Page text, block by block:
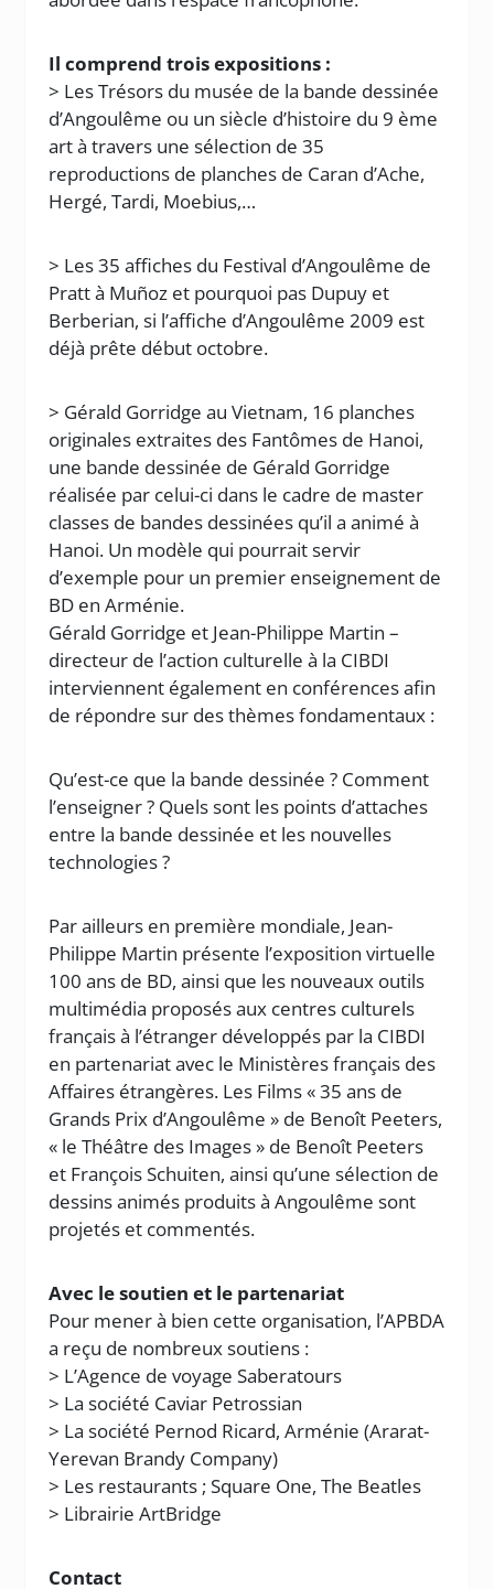
Il comprend trois expositions :
> Les Trésors du musée de la bande dessinée
d’Angoulême ou un siècle d’histoire du 9 ème
art à travers une sélection de 35
reproductions de planches de Caran d’Ache,
Hergé, Tardi, Moebius,…
> Les 35 affiches du Festival d’Angoulême de
Pratt à Muñoz et pourquoi pas Dupuy et
Berberian, si l’affiche d’Angoulême 2009 est
déjà prête début octobre.
> Gérald Gorridge au Vietnam, 16 planches
originales extraites des Fantômes de Hanoi,
une bande dessinée de Gérald Gorridge
réalisée par celui-ci dans le cadre de master
classes de bandes dessinées qu’il a animé à
Hanoi. Un modèle qui pourrait servir
d’exemple pour un premier enseignement de
BD en Arménie.
Gérald Gorridge et Jean-Philippe Martin –
directeur de l’action culturelle à la CIBDI
interviennent également en conférences afin
de répondre sur des thèmes fondamentaux :
Qu’est-ce que la bande dessinée ? Comment
l’enseigner ? Quels sont les points d’attaches
entre la bande dessinée et les nouvelles
technologies ?
Par ailleurs en première mondiale, Jean-
Philippe Martin présente l’exposition virtuelle
100 ans de BD, ainsi que les nouveaux outils
multimédia proposés aux centres culturels
français à l’étranger développés par la CIBDI
en partenariat avec le Ministères français des
Affaires étrangères. Les Films « 35 ans de
Grands Prix d’Angoulême » de Benoît Peeters,
« le Théâtre des Images » de Benoît Peeters
et François Schuiten, ainsi qu’une sélection de
dessins animés produits à Angoulême sont
projetés et commentés.
Avec le soutien et le partenariat
Pour mener à bien cette organisation, l’APBDA
a reçu de nombreux soutiens :
> L’Agence de voyage Saberatours
> La société Caviar Petrossian
> La société Pernod Ricard, Arménie (Ararat-
Yerevan Brandy Company)
> Les restaurants ; Square One, The Beatles
> Librairie ArtBridge
Contact